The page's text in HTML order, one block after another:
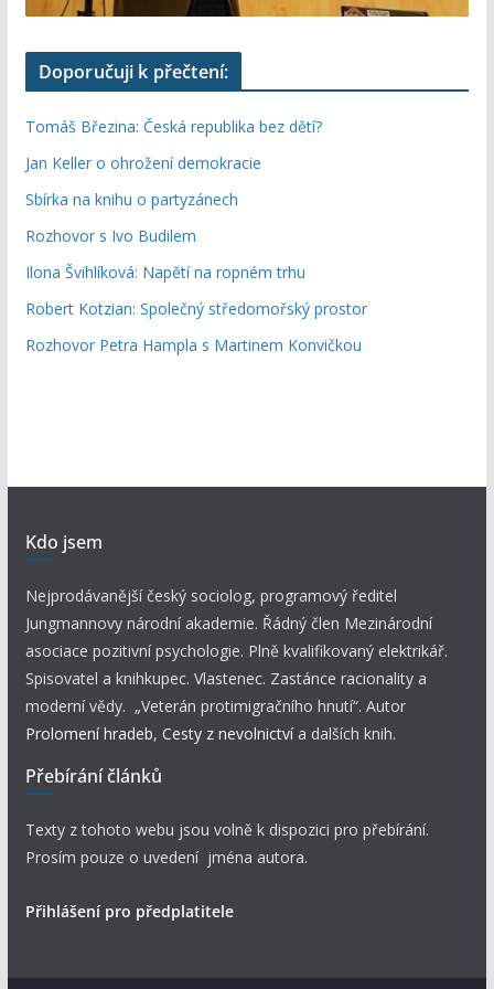
Doporučuji k přečtení:
Tomáš Březina: Česká republika bez dětí?
Jan Keller o ohrožení demokracie
Sbírka na knihu o partyzánech
Rozhovor s Ivo Budilem
Ilona Švihlíková: Napětí na ropném trhu
Robert Kotzian: Společný středomořský prostor
Rozhovor Petra Hampla s Martinem Konvičkou
Kdo jsem
Nejprodávanější český sociolog, programový ředitel
Jungmannovy národní akademie. Řádný člen Mezinárodní
asociace pozitivní psychologie. Plně kvalifikovaný elektrikář.
Spisovatel a knihkupec. Vlastenec. Zastánce racionality a
moderní vědy. „Veterán protimigračního hnutí“. Autor
Prolomení hradeb, Cesty z nevolnictví a dalších knih.
Přebírání článků
Texty z tohoto webu jsou volně k dispozici pro přebírání.
Prosím pouze o uvedení jména autora.
Přihlášení pro předplatitele